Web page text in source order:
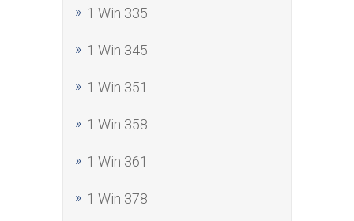
1 Win 335
1 Win 345
1 Win 351
1 Win 358
1 Win 361
1 Win 378